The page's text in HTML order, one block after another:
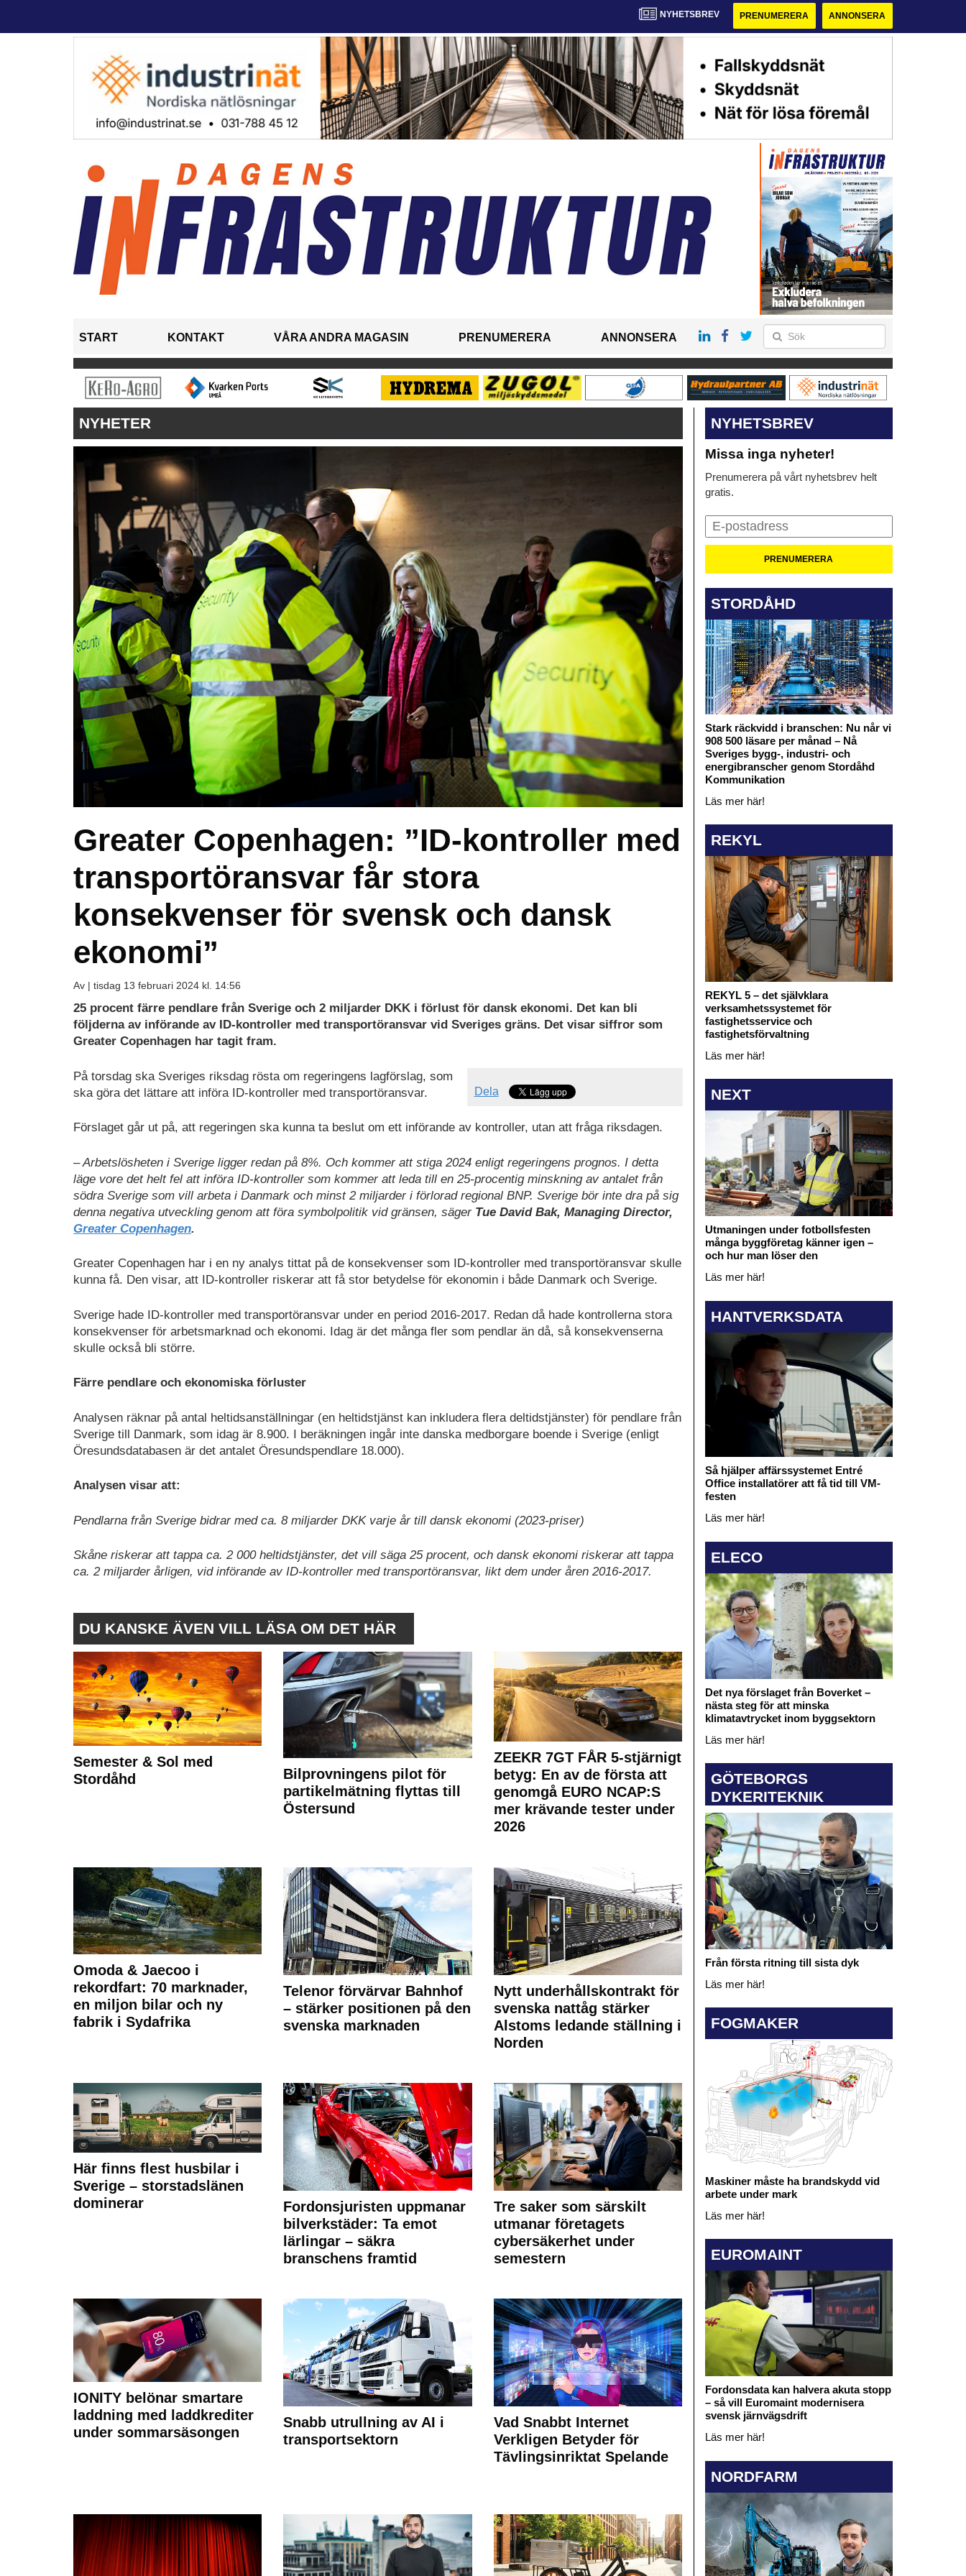
NYHETSBREV PRENUMERERA ANNONSERA
START KONTAKT VÅRA ANDRA MAGASIN PRENUMERERA ANNONSERA
NYHETER
Greater Copenhagen: ”ID-kontroller med
transportöransvar får stora
konsekvenser för svensk och dansk
ekonomi”
Av | tisdag 13 februari 2024 kl. 14:56
Ladda
ned
som
25 procent färre pendlare från Sverige och 2 miljarder DKK i förlust för dansk ekonomi. Det kan bli
följderna av införande av ID-kontroller med transportöransvar vid Sveriges gräns. Det visar siffror som
Greater Copenhagen har tagit fram.
Dela
På torsdag ska Sveriges riksdag rösta om regeringens lagförslag, som
ska göra det lättare att införa ID-kontroller med transportöransvar.
Förslaget går ut på, att regeringen ska kunna ta beslut om ett införande av kontroller, utan att fråga riksdagen.
– Arbetslösheten i Sverige ligger redan på 8%. Och kommer att stiga 2024 enligt regeringens prognos. I detta
läge vore det helt fel att införa ID-kontroller som kommer att leda till en 25-procentig minskning av antalet från
södra Sverige som vill arbeta i Danmark och minst 2 miljarder i förlorad regional BNP. Sverige bör inte dra på sig
denna negativa utveckling genom att föra symbolpolitik vid gränsen, säger Tue David Bak, Managing Director,
Greater Copenhagen.
Greater Copenhagen har i en ny analys tittat på de konsekvenser som ID-kontroller med transportöransvar skulle
kunna få. Den visar, att ID-kontroller riskerar att få stor betydelse för ekonomin i både Danmark och Sverige.
Sverige hade ID-kontroller med transportöransvar under en period 2016-2017. Redan då hade kontrollerna stora
konsekvenser för arbetsmarknad och ekonomi. Idag är det många fler som pendlar än då, så konsekvenserna
skulle också bli större.
Färre pendlare och ekonomiska förluster
Analysen räknar på antal heltidsanställningar (en heltidstjänst kan inkludera flera deltidstjänster) för pendlare från
Sverige till Danmark, som idag är 8.900. I beräkningen ingår inte danska medborgare boende i Sverige (enligt
Öresundsdatabasen är det antalet Öresundspendlare 18.000).
Analysen visar att:
Pendlarna från Sverige bidrar med ca. 8 miljarder DKK varje år till dansk ekonomi (2023-priser)
Skåne riskerar att tappa ca. 2 000 heltidstjänster, det vill säga 25 procent, och dansk ekonomi riskerar att tappa
ca. 2 miljarder årligen, vid införande av ID-kontroller med transportöransvar, likt dem under åren 2016-2017.
DU KANSKE ÄVEN VILL LÄSA OM DET HÄR
Semester & Sol med
Stordåhd
Bilprovningens pilot för
partikelmätning flyttas till
Östersund
ZEEKR 7GT FÅR 5-stjärnigt
betyg: En av de första att
genomgå EURO NCAP:S
mer krävande tester under
2026
Omoda & Jaecoo i
rekordfart: 70 marknader,
en miljon bilar och ny
fabrik i Sydafrika
Telenor förvärvar Bahnhof
– stärker positionen på den
svenska marknaden
Nytt underhållskontrakt för
svenska nattåg stärker
Alstoms ledande ställning i
Norden
Här finns flest husbilar i
Sverige – storstadslänen
dominerar
Fordonsjuristen uppmanar
bilverkstäder: Ta emot
lärlingar – säkra
branschens framtid
Tre saker som särskilt
utmanar företagets
cybersäkerhet under
semestern
IONITY belönar smartare
laddning med laddkrediter
under sommarsäsongen
Snabb utrullning av AI i
transportsektorn
Vad Snabbt Internet
Verkligen Betyder för
Tävlingsinriktat Spelande
NYHETSBREV
Missa inga nyheter!
Prenumerera på vårt nyhetsbrev helt
gratis.
STORDÅHD
Stark räckvidd i branschen: Nu når vi
908 500 läsare per månad – Nå
Sveriges bygg-, industri- och
energibranscher genom Stordåhd
Kommunikation
Läs mer här!
REKYL
REKYL 5 – det självklara
verksamhetssystemet för
fastighetsservice och
fastighetsförvaltning
Läs mer här!
NEXT
Utmaningen under fotbollsfesten
många byggföretag känner igen –
och hur man löser den
Läs mer här!
HANTVERKSDATA
Så hjälper affärssystemet Entré
Office installatörer att få tid till VM-
festen
Läs mer här!
ELECO
Det nya förslaget från Boverket –
nästa steg för att minska
klimatavtrycket inom byggsektorn
Läs mer här!
GÖTEBORGS
DYKERITEKNIK
Från första ritning till sista dyk
Läs mer här!
FOGMAKER
Maskiner måste ha brandskydd vid
arbete under mark
Läs mer här!
EUROMAINT
Fordonsdata kan halvera akuta stopp
– så vill Euromaint modernisera
svensk järnvägsdrift
Läs mer här!
NORDFARM